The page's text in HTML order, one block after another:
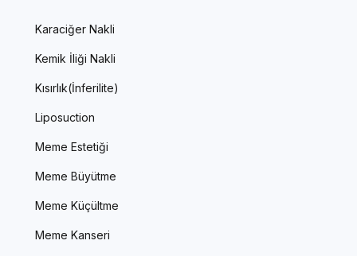
Karaciğer Nakli
Kemik İliği Nakli
Kısırlık(İnferilite)
Liposuction
Meme Estetiği
Meme Büyütme
Meme Küçültme
Meme Kanseri